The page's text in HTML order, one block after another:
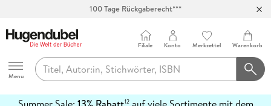
100 Tage Rückgaberecht***
Hugendubel
Menu
Filiale Konto Merkzettel Warenkorb
12